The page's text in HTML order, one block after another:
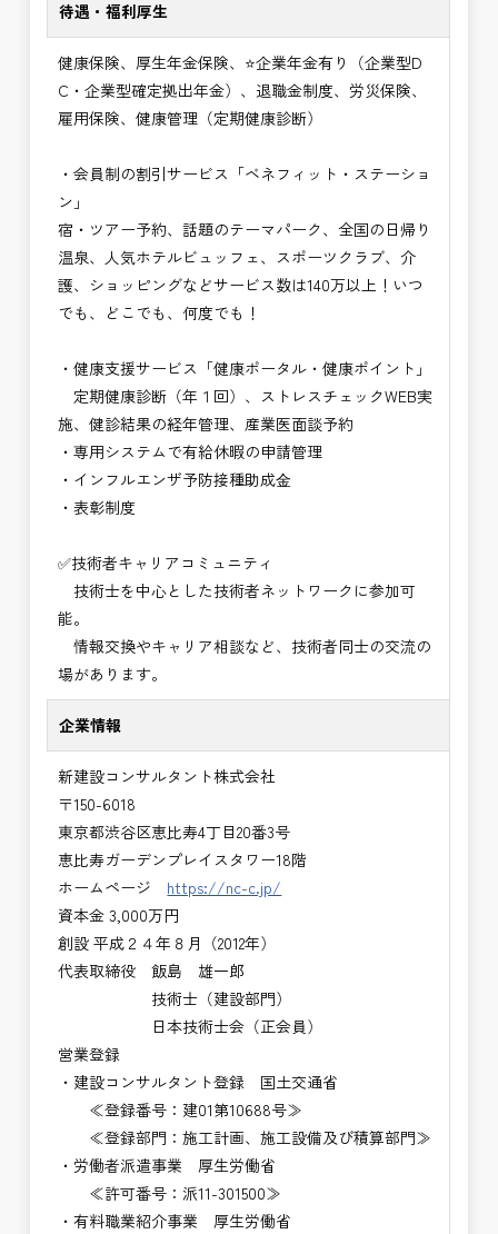
待遇・福利厚生
健康保険、厚生年金保険、⭐企業年金有り（企業型D
C・企業型確定拠出年金）、退職金制度、労災保険、
雇用保険、健康管理（定期健康診断）
・会員制の割引サービス「ベネフィット・ステーショ
ン」
宿・ツアー予約、話題のテーマパーク、全国の日帰り
温泉、人気ホテルビュッフェ、スポーツクラブ、介
護、ショッピングなどサービス数は140万以上！いつ
でも、どこでも、何度でも！
・健康支援サービス「健康ポータル・健康ポイント」
定期健康診断（年１回）、ストレスチェックWEB実
施、健診結果の経年管理、産業医面談予約
・専用システムで有給休暇の申請管理
・インフルエンザ予防接種助成⾦
・表彰制度
✅技術者キャリアコミュニティ
技術士を中心とした技術者ネットワークに参加可
能。
情報交換やキャリア相談など、技術者同士の交流の
場があります。
企業情報
新建設コンサルタント株式会社
〒150-6018
東京都渋谷区恵比寿4丁目20番3号
恵比寿ガーデンプレイスタワー18階
ホームページ https://nc-c.jp/
資本金 3,000万円
創設 平成２４年８月（2012年）
代表取締役 飯島 雄一郎
技術士（建設部門）
日本技術士会（正会員）
営業登録
・建設コンサルタント登録 国土交通省
≪登録番号：建01第10688号≫
≪登録部門：施工計画、施工設備及び積算部門≫
・労働者派遣事業 厚生労働省
≪許可番号：派11-301500≫
・有料職業紹介事業 厚生労働省